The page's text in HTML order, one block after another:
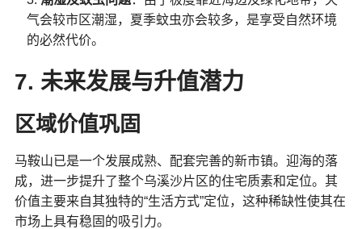
气会较市区潮湿，夏季蚊虫亦会较多，是享受自然环境
的必然代价。
7. 未来发展与升值潜力
区域价值巩固
马鞍山已是一个发展成熟、配套完善的新市镇。迎海的落
成，进一步提升了整个乌溪沙片区的住宅质素和定位。其
价值主要来自其独特的“生活方式”定位，这种稀缺性使其在
市场上具有稳固的吸引力。